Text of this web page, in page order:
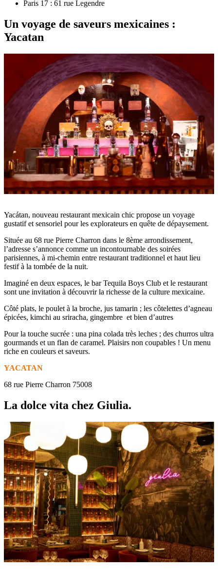
Paris 17 : 61 rue Legendre
Un voyage de saveurs mexicaines :
Yacatan
Yacátan, nouveau restaurant mexicain chic propose un voyage
gustatif et sensoriel pour les explorateurs en quête de dépaysement.
Située au 68 rue Pierre Charron dans le 8ème arrondissement,
l’adresse s’annonce comme un incontournable des soirées
parisiennes, à mi-chemin entre restaurant traditionnel et haut lieu
festif à la tombée de la nuit.
Imaginé en deux espaces, le bar Tequila Boys Club et le restaurant
sont une invitation à découvrir la richesse de la culture mexicaine.
Côté plats, le poulet à la broche, jus tamarin ; les côtelettes d’agneau
épicées, kimchi au sriracha, gingembre et bien d’autres
Pour la touche sucrée : una pina colada très leches ; des churros ultra
gourmands et un flan de caramel. Plaisirs non coupables ! Un menu
riche en couleurs et saveurs.
YACATAN
68 rue Pierre Charron 75008
La dolce vita chez Giulia.